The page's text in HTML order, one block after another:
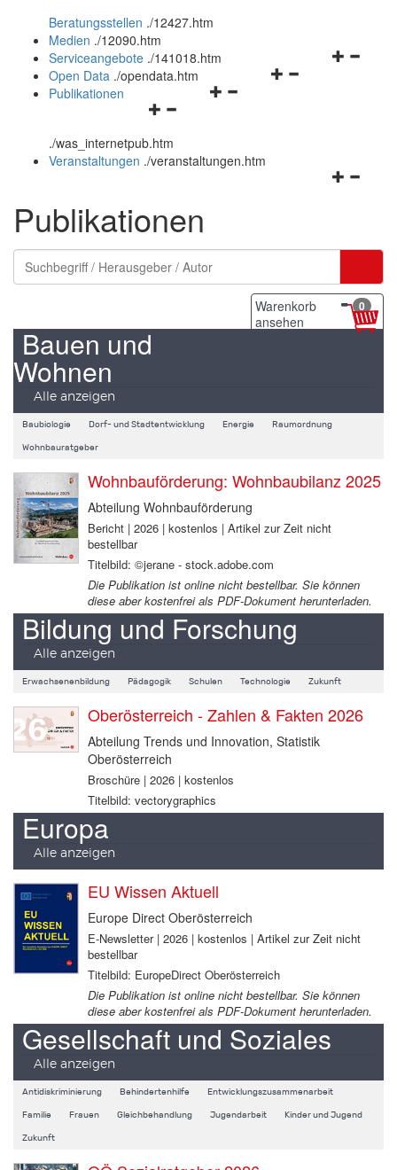
und
schließen
Beratungsstellen ./12427.htm
Medien ./12090.htm
Navigationsmenü
Serviceangebote ./141018.htm
Navigationsmenü
Open Data ./opendata.htm
Navigationsmenü
und
schließen
Publikationen
./was_internetpub.htm
Veranstaltungen ./veranstaltungen.htm
Publikationen
Warenkorb
ansehen
0
Bauen und
Wohnen
Alle anzeigen
Baubiologie Dorf- und Stadtentwicklung Energie Raumordnung
Wohnbauratgeber
Wohnbauförderung: Wohnbaubilanz 2025
Abteilung Wohnbauförderung
Bericht | 2026 | kostenlos | Artikel zur Zeit nicht
bestellbar
Titelbild: ©jerane - stock.adobe.com
Die Publikation ist online nicht bestellbar. Sie können
diese aber kostenfrei als PDF-Dokument herunterladen.
Bildung und Forschung
Alle anzeigen
Erwachsenenbildung Pädagogik Schulen Technologie Zukunft
Oberösterreich - Zahlen & Fakten 2026
Abteilung Trends und Innovation, Statistik
Oberösterreich
Broschüre | 2026 | kostenlos
Titelbild: vectorygraphics
Europa
Alle anzeigen
EU Wissen Aktuell
Europe Direct Oberösterreich
E-Newsletter | 2026 | kostenlos | Artikel zur Zeit nicht
bestellbar
Titelbild: EuropeDirect Oberösterreich
Die Publikation ist online nicht bestellbar. Sie können
diese aber kostenfrei als PDF-Dokument herunterladen.
Gesellschaft und Soziales
Alle anzeigen
Antidiskriminierung Behindertenhilfe Entwicklungszusammenarbeit
Familie Frauen Gleichbehandlung Jugendarbeit Kinder und Jugend
Zukunft